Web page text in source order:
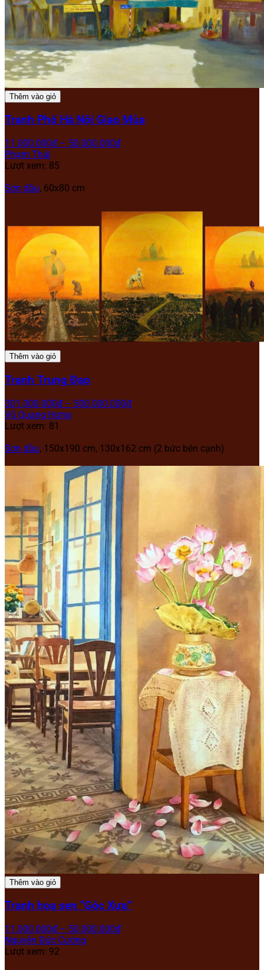
Thêm vào giỏ
Tranh Phố Hà Nội Giao Mùa
11.000.000₫ – 50.000.000₫
Phạm Thái
Lượt xem: 85
Sơn dầu, 60x80 cm
Thêm vào giỏ
Tranh Trung Đạo
301.000.000₫ – 500.000.000₫
Vũ Quang Hưng
Lượt xem: 81
Sơn dầu, 150x190 cm, 130x162 cm (2 bức bên cạnh)
Thêm vào giỏ
Tranh hoa sen “Góc Xưa”
11.000.000₫ – 50.000.000₫
Nguyễn Đức Cường
Lượt xem: 92